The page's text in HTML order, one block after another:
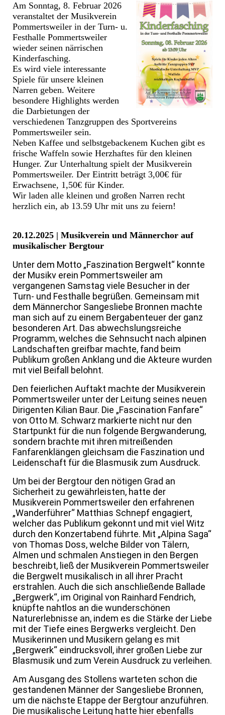
Am Sonntag, 8. Februar 2026
veranstaltet der Musikverein
Pommertsweiler in der Turn- u.
Festhalle Pommertsweiler
wieder seinen närrischen
Kinderfasching.
Es wird viele interessante
Spiele für unsere kleinen
Narren geben. Weitere
besondere Highlights werden
die Darbietungen der
verschiedenen Tanzgruppen des Sportvereins
Pommertsweiler sein.
Neben Kaffee und selbstgebackenem Kuchen gibt es
frische Waffeln sowie Herzhaftes für den kleinen
Hunger. Zur Unterhaltung spielt der Musikverein
Pommertsweiler. Der Eintritt beträgt 3,00€ für
Erwachsene, 1,50€ für Kinder.
Wir laden alle kleinen und großen Narren recht
herzlich ein, ab 13.59 Uhr mit uns zu feiern!
20.12.2025 | Musikverein und Männerchor auf
musikalischer Bergtour
Unter dem Motto „Faszination Bergwelt“ konnte
der Musikv erein Pommertsweiler am
vergangenen Samstag viele Besucher in der
Turn- und Festhalle begrüßen. Gemeinsam mit
dem Männerchor Sangesliebe Bronnen machte
man sich auf zu einem Bergabenteuer der ganz
besonderen Art. Das abwechslungsreiche
Programm, welches die Sehnsucht nach alpinen
Landschaften greifbar machte, fand beim
Publikum großen Anklang und die Akteure wurden
mit viel Beifall belohnt.
Den feierlichen Auftakt machte der Musikverein
Pommertsweiler unter der Leitung seines neuen
Dirigenten Kilian Baur. Die „Fascination Fanfare“
von Otto M. Schwarz markierte nicht nur den
Startpunkt für die nun folgende Bergwanderung,
sondern brachte mit ihren mitreißenden
Fanfarenklängen gleichsam die Faszination und
Leidenschaft für die Blasmusik zum Ausdruck.
Um bei der Bergtour den nötigen Grad an
Sicherheit zu gewährleisten, hatte der
Musikverein Pommertsweiler den erfahrenen
„Wanderführer“ Matthias Schnepf engagiert,
welcher das Publikum gekonnt und mit viel Witz
durch den Konzertabend führte. Mit „Alpina Saga“
von Thomas Doss, welche Bilder von Tälern,
Almen und schmalen Anstiegen in den Bergen
beschreibt, ließ der Musikverein Pommertsweiler
die Bergwelt musikalisch in all ihrer Pracht
erstrahlen. Auch die sich anschließende Ballade
„Bergwerk“, im Original von Rainhard Fendrich,
knüpfte nahtlos an die wunderschönen
Naturerlebnisse an, indem es die Stärke der Liebe
mit der Tiefe eines Bergwerks vergleicht. Den
Musikerinnen und Musikern gelang es mit
„Bergwerk“ eindrucksvoll, ihrer großen Liebe zur
Blasmusik und zum Verein Ausdruck zu verleihen.
Am Ausgang des Stollens warteten schon die
gestandenen Männer der Sangesliebe Bronnen,
um die nächste Etappe der Bergtour anzuführen.
Die musikalische Leitung hatte hier ebenfalls